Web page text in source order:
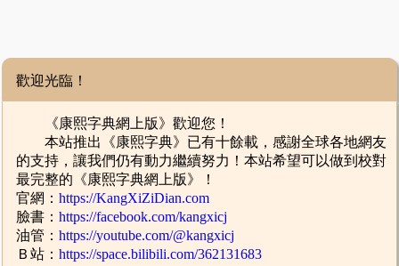
歡迎光臨！
《康熙字典網上版》歡迎您！
本站推出《康熙字典》已有十餘載，感謝全球各地網友
的支持，讓我們仍有動力繼續努力！本站希望可以做到校對
最完整的《康熙字典網上版》！
官網：https://KangXiZiDian.com
臉書：https://facebook.com/kangxicj
油管：https://youtube.com/@kangxicj
Ｂ站：https://space.bilibili.com/362131683